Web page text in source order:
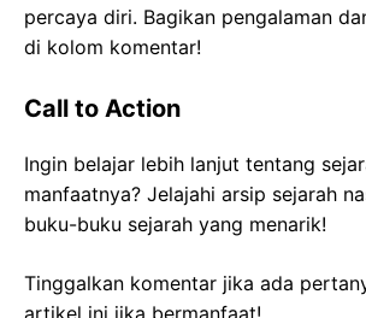
percaya diri. Bagikan pengalaman
di kolom komentar!
Call to Action
Ingin belajar lebih lanjut tentang
manfaatnya? Jelajahi arsip sejarah
buku-buku sejarah yang menarik!
Tinggalkan komentar jika ada
artikel ini jika bermanfaat!